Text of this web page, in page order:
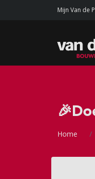
Mijn Van de
Home